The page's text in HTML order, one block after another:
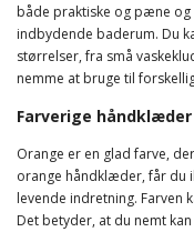
både praktiske og pæne og
indbydende baderum. Du
størrelser, fra små
nemme at bruge til
Farverige
Orange er en glad farve,
orange håndklæder, får du
levende indretning. Farven
Det betyder, at du nemt